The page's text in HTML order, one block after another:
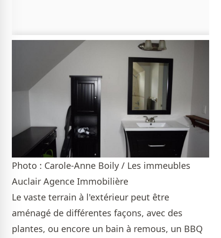
Photo : Carole-Anne Boily / Les immeubles
Auclair Agence Immobilière
Le vaste terrain à l'extérieur peut être
aménagé de différentes façons, avec des
plantes, ou encore un bain à remous, un BBQ